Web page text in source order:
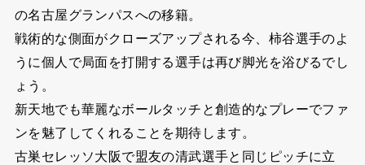
の名古屋グランパスへの移籍。
戦術的な側面がクローズアップされる今、柿谷選手のよ
うに個人で局面を打開する選手は再び脚光を浴びるでし
ょう。
新天地でも華麗なボールタッチと創造的なプレーでファ
ンを魅了してくれることを期待します。
古巣セレッソ大阪で盟友の清武選手と同じピッチに立